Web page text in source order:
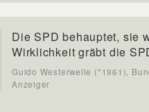
Die SPD behauptet, sie
Wirklichkeit gräbt die
Guido Westerwelle (*1961),
Anzeiger